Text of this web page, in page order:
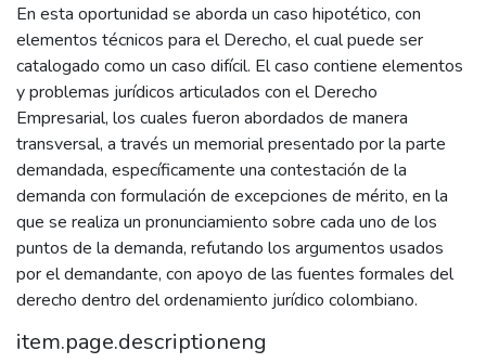
En esta oportunidad se aborda un caso hipotético, con
elementos técnicos para el Derecho, el cual puede ser
catalogado como un caso difícil. El caso contiene elementos
y problemas jurídicos articulados con el Derecho
Empresarial, los cuales fueron abordados de manera
transversal, a través un memorial presentado por la parte
demandada, específicamente una contestación de la
demanda con formulación de excepciones de mérito, en la
que se realiza un pronunciamiento sobre cada uno de los
puntos de la demanda, refutando los argumentos usados
por el demandante, con apoyo de las fuentes formales del
derecho dentro del ordenamiento jurídico colombiano.
item.page.descriptioneng